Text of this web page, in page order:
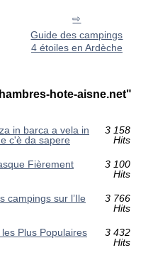
Guide des campings
4 étoiles en Ardèche
hote-aisne.net"
in barca a vela in
c'è da sapere
3 158
Hits
Fièrement
3 100
Hits
campings sur l’Ile
3 766
Hits
Plus Populaires
3 432
Hits